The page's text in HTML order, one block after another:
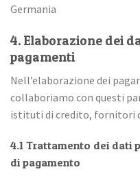
Germania
4. Elaborazione dei
pagamenti
Nell’elaborazione dei
collaboriamo con questi
istituti di credito, fornitori
4.1 Trattamento dei dati
di pagamento